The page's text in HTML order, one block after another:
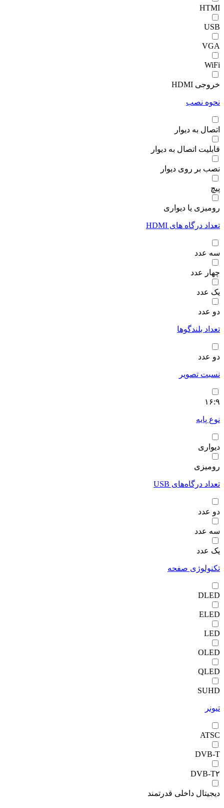
HTMI
USB
VGA
WiFi
خروجی HDMI
نحوه نصب
اتصال به دیوار
قابلیت اتصال به دیوار
نصب بر روی دیوار
پیچ
رومیزی یا دیواری
تعداد درگاه های HDMI
سه عدد
چهار عدد
یک عدد
دو عدد
تعداد بلندگوها
دو عدد
نسبت تصویر
۱۶:۹
نوع پایه
دیواری
رومیزی
تعداد درگاه‌های USB
دو عدد
سه عدد
یک عدد
تکنولوژی صفحه
DLED
ELED
LED
OLED
QLED
SUHD
تیونر
ATSC
DVB-T
DVB-T۲
دیجیتال داخلی قدرتمند